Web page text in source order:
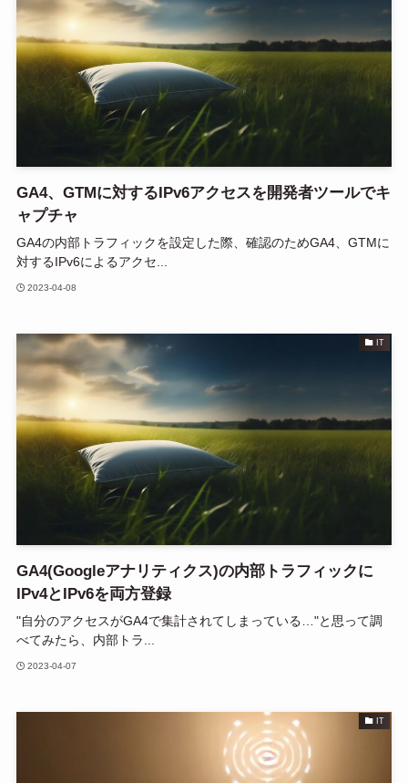
GA4、GTMに対するIPv6アクセスを開発者ツールでキ
ャプチャ
GA4の内部トラフィックを設定した際、確認のためGA4、GTMに
対するIPv6によるアクセ...
2023-04-08
IT
GA4(Googleアナリティクス)の内部トラフィックに
IPv4とIPv6を両方登録
"自分のアクセスがGA4で集計されてしまっている…"と思って調
べてみたら、内部トラ...
2023-04-07
IT